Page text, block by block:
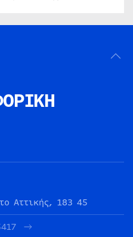
Αττικής, 183 45